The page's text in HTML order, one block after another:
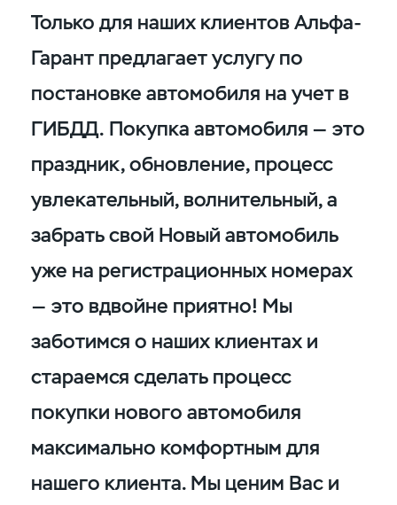
Только для наших клиентов Альфа-
Гарант предлагает услугу по
постановке автомобиля на учет в
ГИБДД. Покупка автомобиля — это
праздник, обновление, процесс
увлекательный, волнительный, а
забрать свой Новый автомобиль
уже на регистрационных номерах
— это вдвойне приятно! Мы
заботимся о наших клиентах и
стараемся сделать процесс
покупки нового автомобиля
максимально комфортным для
нашего клиента. Мы ценим Вас и